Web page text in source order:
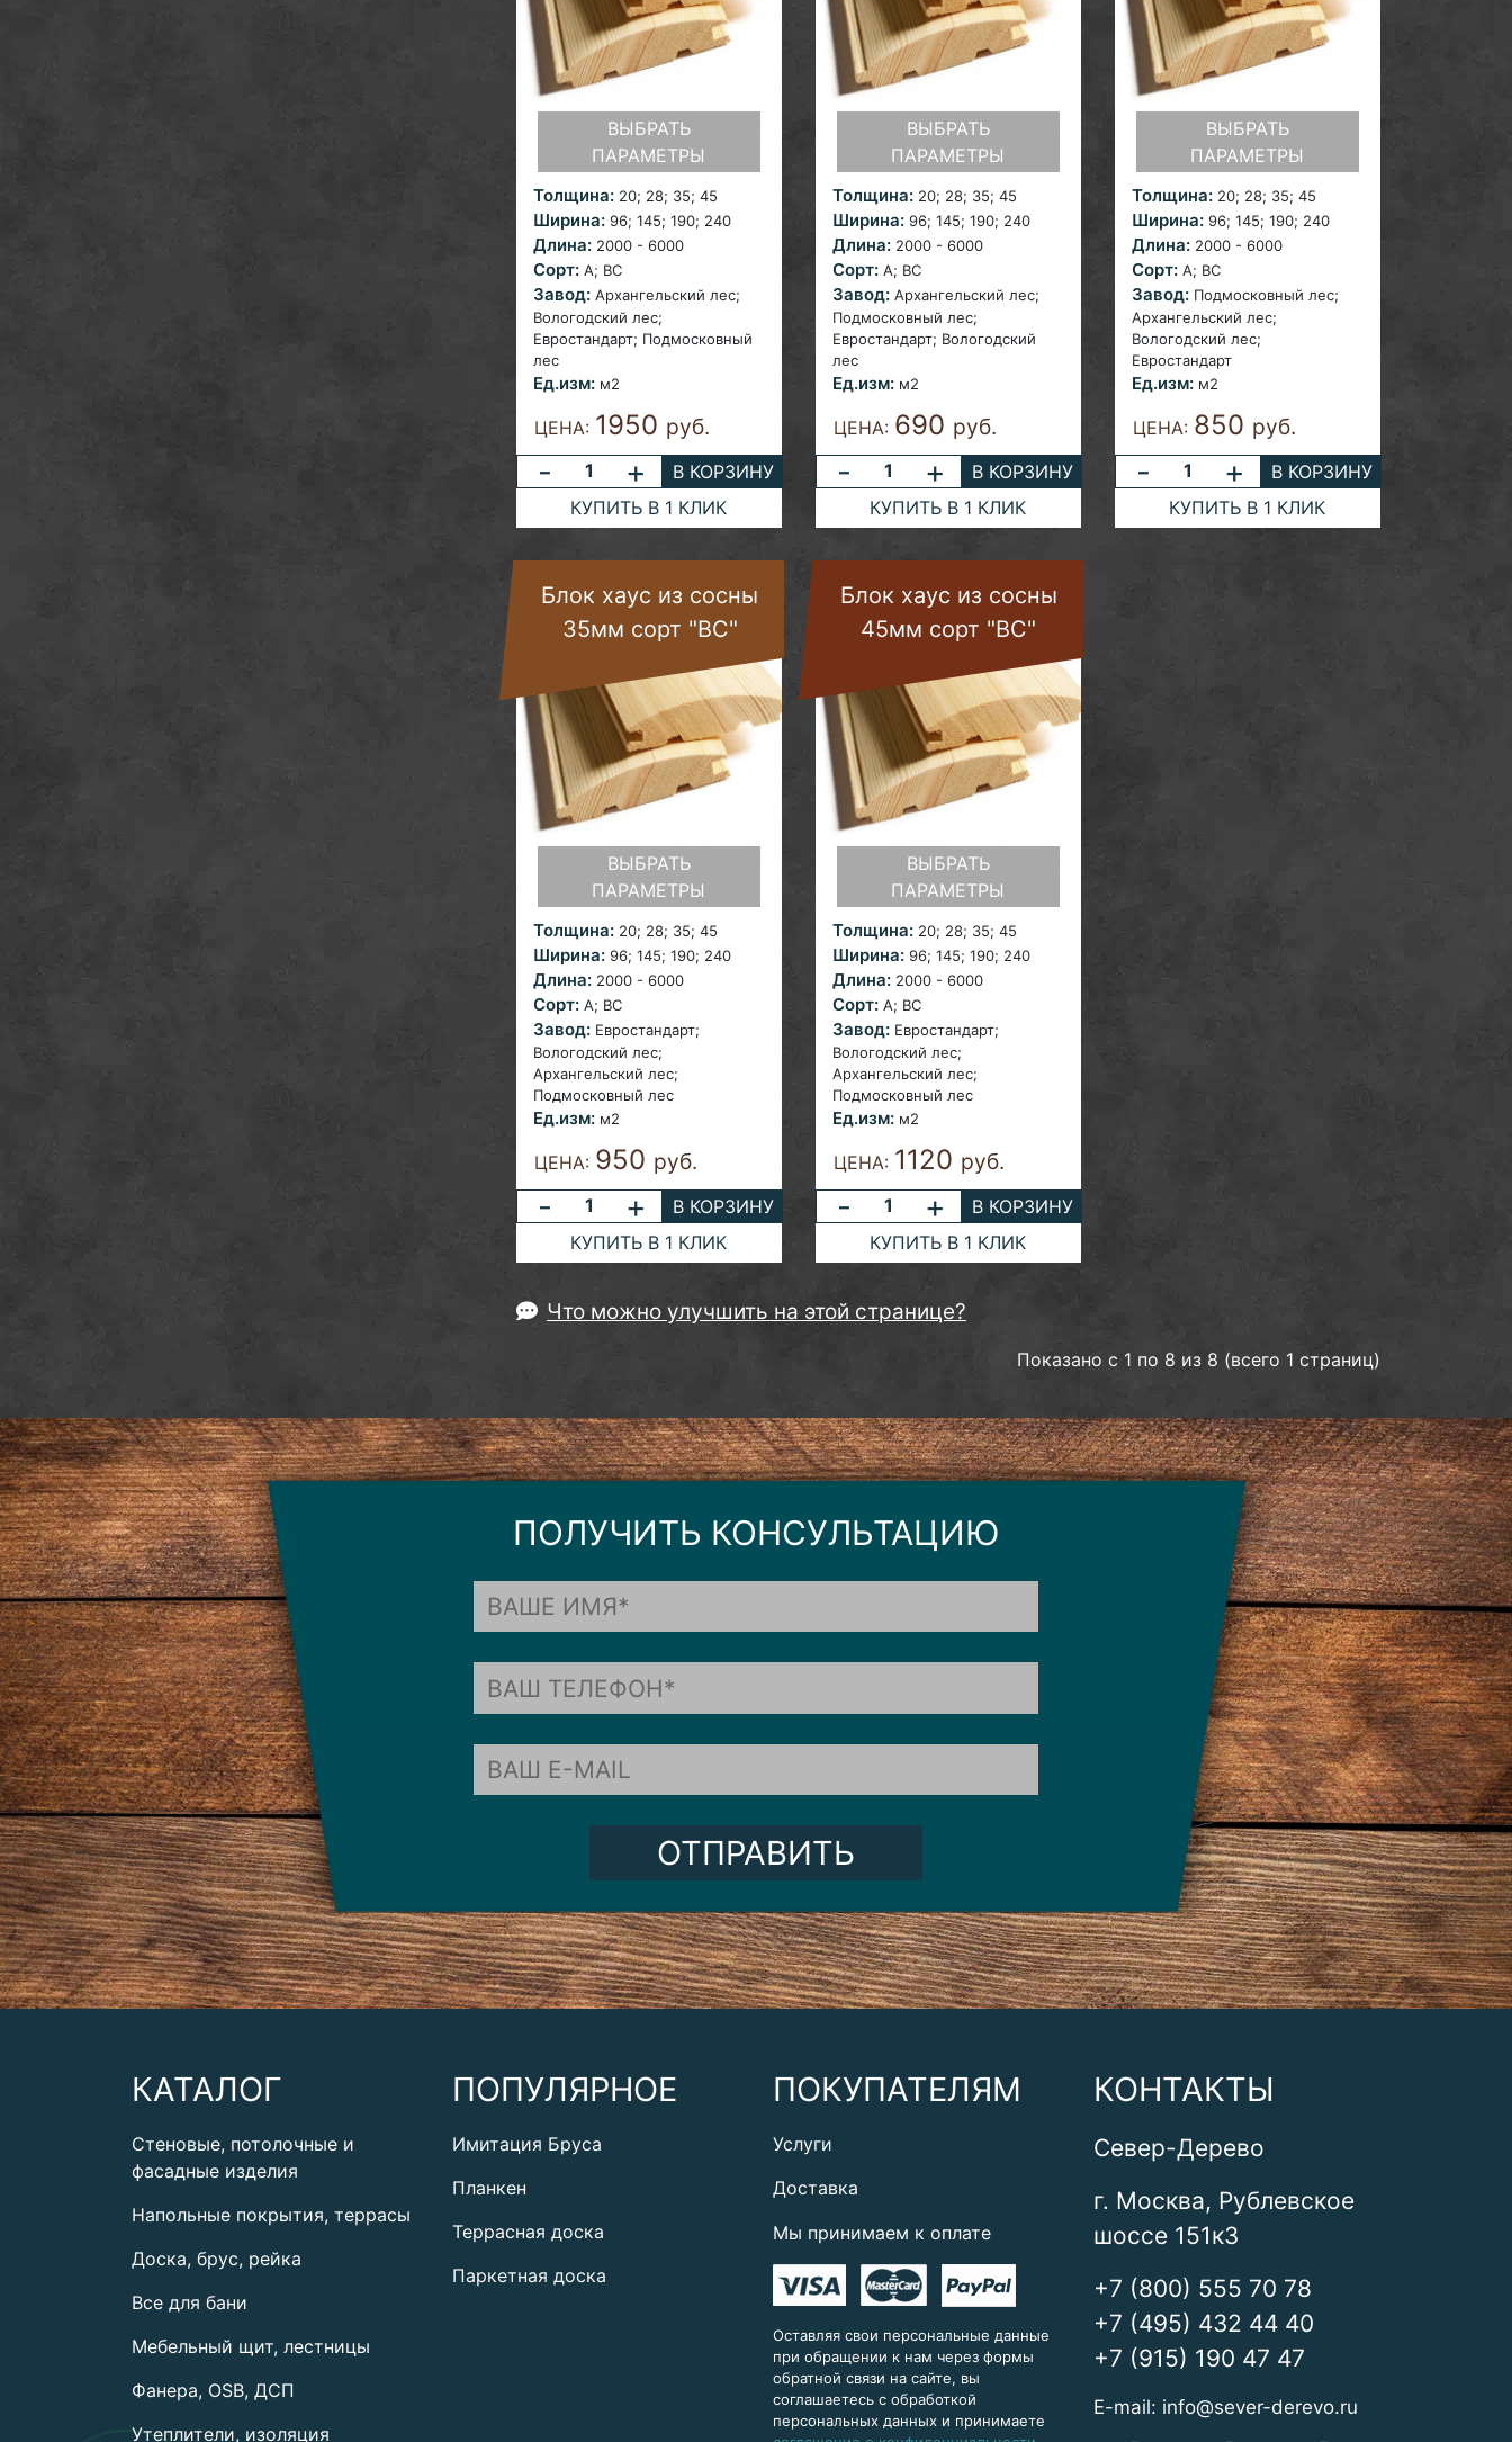
ВЫБРАТЬ
ПАРАМЕТРЫ
Толщина: 20; 28; 35; 45
Ширина: 96; 145; 190; 240
Длина: 2000 - 6000
Сорт: A; ВС
Завод: Архангельский лес;
Вологодский лес;
Евростандарт; Подмосковный
лес
Ед.изм: м2
ЦЕНА: 1950 руб.
- +
В КОРЗИНУ
КУПИТЬ В 1 КЛИК
ВЫБРАТЬ
ПАРАМЕТРЫ
Толщина: 20; 28; 35; 45
Ширина: 96; 145; 190; 240
Длина: 2000 - 6000
Сорт:A; ВС
Завод:Архангельский лес;
Подмосковный лес;
Евростандарт; Вологодский
лес
Ед.изм: м2
ЦЕНА: 690 руб.
- +
В КОРЗИНУ
КУПИТЬ В 1 КЛИК
ВЫБРАТЬ
ПАРАМЕТРЫ
Толщина:20; 28; 35; 45
Ширина:96; 145; 190; 240
Длина: 2000 - 6000
Сорт:A; ВС
Завод:Подмосковный лес;
Архангельский лес;
Вологодский лес;
Евростандарт
Ед.изм: м2
ЦЕНА: 850 руб.
- +
В КОРЗИНУ
КУПИТЬ В 1 КЛИК
Блок хаус из сосны
35мм сорт "ВС"
ВЫБРАТЬ
ПАРАМЕТРЫ
Толщина: 20; 28; 35; 45
Ширина: 96; 145; 190; 240
Длина: 2000 - 6000
Сорт: A; ВС
Завод: Евростандарт;
Вологодский лес;
Архангельский лес;
Подмосковный лес
Ед.изм: м2
ЦЕНА: 950 руб.
- +
В КОРЗИНУ
КУПИТЬ В 1 КЛИК
Блок хаус из сосны
45мм сорт "ВС"
ВЫБРАТЬ
ПАРАМЕТРЫ
Толщина:20; 28; 35; 45
Ширина:96; 145; 190; 240
Длина: 2000 - 6000
Сорт:A; ВС
Завод:Евростандарт;
Вологодский лес;
Архангельский лес;
Подмосковный лес
Ед.изм: м2
ЦЕНА: 1120 руб.
- +
В КОРЗИНУ
КУПИТЬ В 1 КЛИК
Что можно улучшить на этой странице?
Показано с 1 по 8 из 8 (всего 1 страниц)
ПОЛУЧИТЬ КОНСУЛЬТАЦИЮ
ОТПРАВИТЬ
КАТАЛОГ
Стеновые, потолочные и
фасадные изделия
Напольные покрытия, террасы
Доска, брус, рейка
Все для бани
Мебельный щит, лестницы
Фанера, OSB, ДСП
Утеплители, изоляция
ПОПУЛЯРНОЕ
Имитация Бруса
Планкен
Террасная доска
Паркетная доска
ПОКУПАТЕЛЯМ
Услуги
Доставка
Мы принимаем к оплате
Оставляя свои персональные данные
при обращении к нам через формы
обратной связи на сайте, вы
соглашаетесь с обработкой
персональных данных и принимаете
КОНТАКТЫ
Север-Дерево
г. Москва, Рублевское
шоссе 151к3
+7 (800) 555 70 78
+7 (495) 432 44 40
+7 (915) 190 47 47
E-mail: info@sever-derevo.ru